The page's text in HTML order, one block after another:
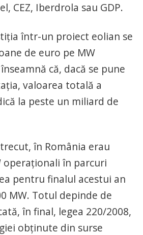
CEZ, Iberdrola sau GDP.
într-un proiect eolian se
de euro pe MW
că, dacă se pune
valoarea totală a
la peste un miliard de
în România erau
operaţionali în parcuri
pentru finalul acestui an
MW. Totul depinde de
în final, legea 220/2008,
obţinute din surse